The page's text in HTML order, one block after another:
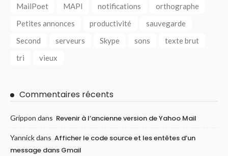
MailPoet
MAPI notifications
orthographe
Petites annonces
productivité
sauvegarde
Second
serveurs Skype sons
texte brut
tri
vieux
Commentaires récents
Grippon dans Revenir à l’ancienne version de Yahoo Mail
Yannickdans Afficher le code source et les entêtes d’un
message dans Gmail